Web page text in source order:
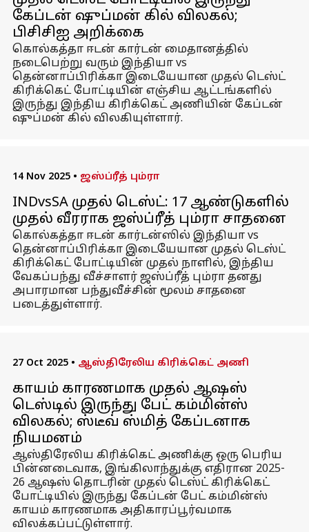
கேப்டன் ஷுப்மன் கில் விலகல்;
பிசிசிஐ அறிக்கை
கொல்கத்தா ஈடன் கார்டன் மைதானத்தில்
நடைபெற்று வரும் இந்தியா vs
தென்னாப்பிரிக்கா இடையேயான முதல் டெஸ்ட்
கிரிக்கெட் போட்டியின் எஞ்சிய ஆட்டங்களில்
இருந்து இந்திய கிரிக்கெட் அணியின் கேப்டன்
ஷுப்மன் கில் விலகியுள்ளார்.
14 Nov 2025 • ஜஸ்ப்ரீத் பும்ரா
INDvsSA முதல் டெஸ்ட்: 17 ஆண்டுகளில்
முதல் வீரராக ஜஸ்ப்ரீத் பும்ரா சாதனை
கொல்கத்தா ஈடன் கார்டன்ஸில் இந்தியா vs
தென்னாப்பிரிக்கா இடையேயான முதல் டெஸ்ட்
கிரிக்கெட் போட்டியின் முதல் நாளில், இந்திய
வேகப்பந்து வீச்சாளர் ஜஸ்ப்ரீத் பும்ரா தனது
அபாரமான பந்துவீச்சின் மூலம் சாதனை
படைத்துள்ளார்.
27 Oct 2025 • ஆஸ்திரேலிய கிரிக்கெட் அணி
காயம் காரணமாக முதல் ஆஷஸ்
டெஸ்டில் இருந்து பேட் கம்மின்ஸ்
விலகல்; ஸ்டீவ் ஸ்மித் கேப்டனாக
நியமனம்
ஆஸ்திரேலிய கிரிக்கெட் அணிக்கு ஒரு பெரிய
பின்னடைவாக, இங்கிலாந்துக்கு எதிரான 2025-
26 ஆஷஸ் தொடரின் முதல் டெஸ்ட் கிரிக்கெட்
போட்டியில் இருந்து கேப்டன் பேட் கம்மின்ஸ்
காயம் காரணமாக அதிகாரப்பூர்வமாக
விலக்கப்பட்டுள்ளார்.